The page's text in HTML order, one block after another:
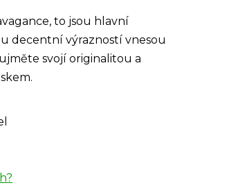
to jsou hlavní
decentní výrazností vnesou
svojí originalitou a